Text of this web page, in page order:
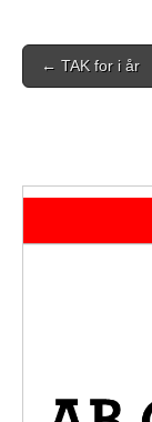
Post
navigation
← TAK for i år